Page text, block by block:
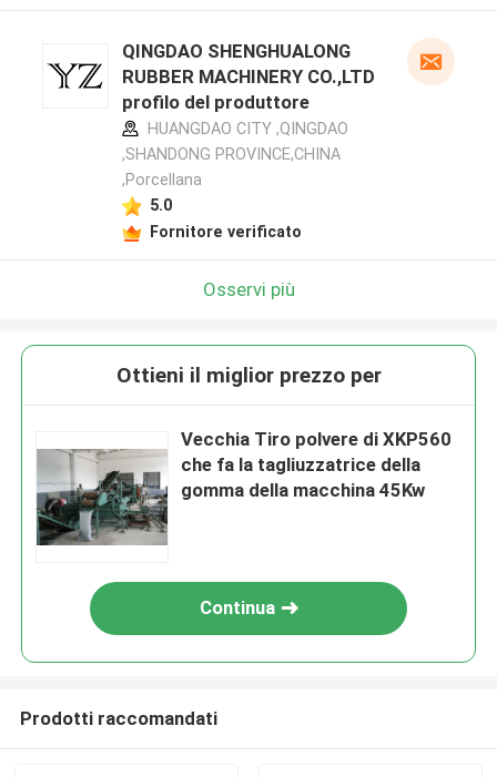
QINGDAO SHENGHUALONG
RUBBER MACHINERY CO.,LTD
profilo del produttore
HUANGDAO CITY ,QINGDAO
,SHANDONG PROVINCE,CHINA
,Porcellana
5.0
Fornitore verificato
Osservi più
Ottieni il miglior prezzo per
Vecchia Tiro polvere di XKP560
che fa la tagliuzzatrice della
gomma della macchina 45Kw
Continua
Prodotti raccomandati